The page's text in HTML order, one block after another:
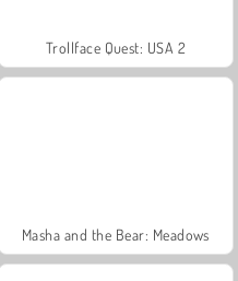
Trollface Quest: USA 2
Masha and the Bear: Meadows